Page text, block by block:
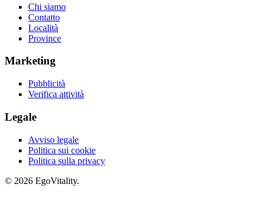
Chi siamo
Contatto
Località
Province
Marketing
Pubblicità
Verifica attività
Legale
Avviso legale
Politica sui cookie
Politica sulla privacy
© 2026 EgoVitality.